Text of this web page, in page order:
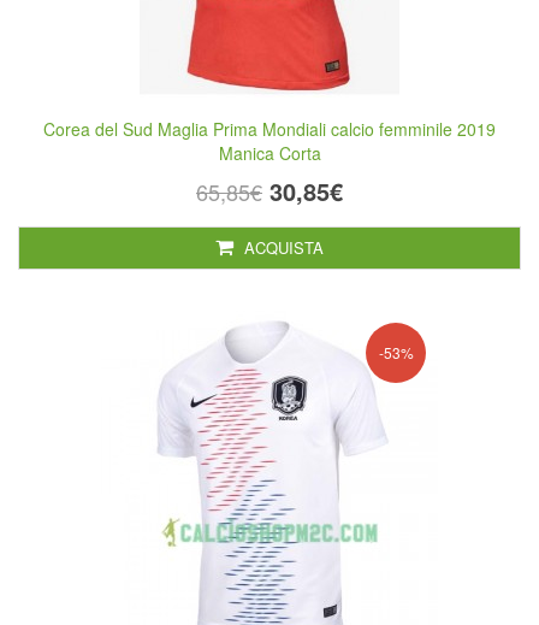
Corea del Sud Maglia Prima Mondiali calcio femminile 2019
Manica Corta
65,85€ 30,85€
ACQUISTA
-53%